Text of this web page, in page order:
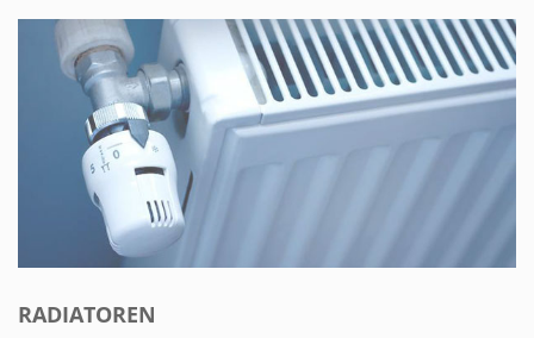
RADIATOREN